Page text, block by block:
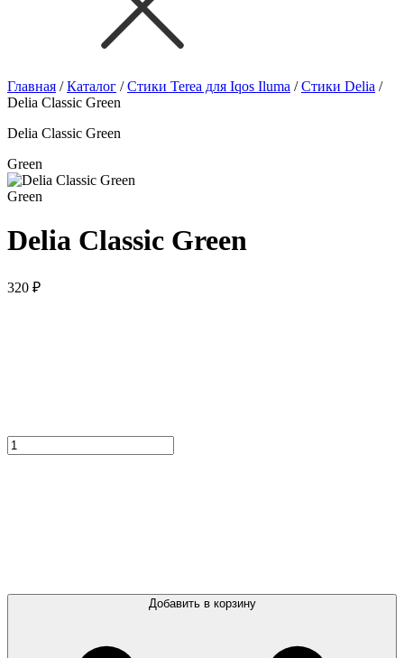
Главная /Каталог /Стики Terea для Iqos Iluma /Стики Delia /
Delia Classic Green
Delia Classic Green
Green
Green
Delia Classic Green
320 ₽
Добавить в корзину